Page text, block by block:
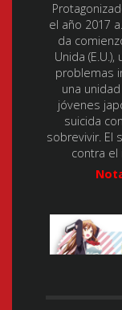
el año 2017
da
Unida
problemas
una
jóvenes
suicida
sobrevivir. El
contra el